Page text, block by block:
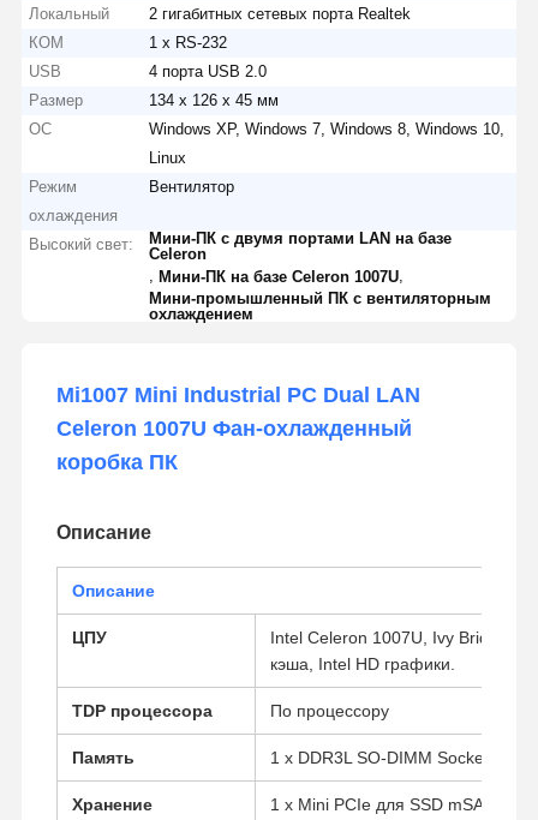
Локальный
2 гигабитных сетевых порта Realtek
КОМ
1 х RS-232
USB
4 порта USB 2.0
Размер
134 х 126 х 45 мм
ОС
Windows XP, Windows 7, Windows 8, Windows 10,
Linux
Режим
охлаждения
Вентилятор
Высокий свет:
Мини-ПК с двумя портами LAN на базе
Celeron
,Мини-ПК на базе Celeron 1007U
Мини-промышленный ПК с вентиляторным
охлаждением
Mi1007 Mini Industrial PC Dual LAN
Celeron 1007U Фан-охлажденный
коробка ПК
Описание
Описание
ЦПУ
Intel Celeron 1007U, Ivy Bridge, 2
кэша, Intel HD графики.
TDP процессора По процессору
Память 1 x DDR3L SO-DIMM Socket ((До
Хранение 1 x Mini PCIe для SSD mSATA, 1